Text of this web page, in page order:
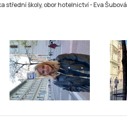
střední školy, obor hotelnictví-Eva Šubová